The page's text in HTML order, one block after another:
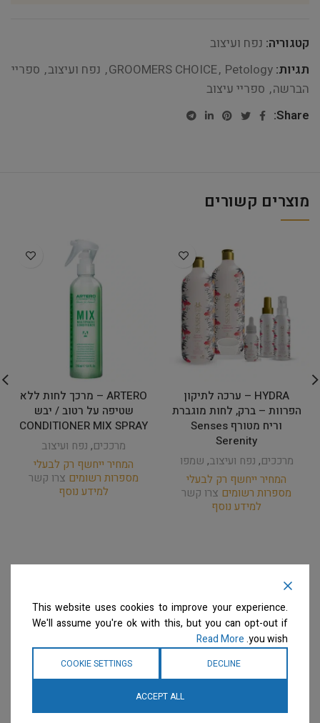
קטגוריה: נפח ועיצוב
תגיות:
GROOMERS CHOICE, Petology
, נפח ועיצוב, ספריי
הברשה, ספריי עיצוב
Share:
מוצרים קשורים
HYDRA – ערכה לתיקון
הפרוות – ברק, לחות מוגברת
וריח מטורף Senses
Serenity
מרככים, נפח ועיצוב, שמפו
המחיר ייחשף רק לבעלי
מספרות רשומים צרו קשר
למידע נוסף
ARTERO – מרכך לחות ללא
שטיפה על רטוב / יבש
CONDITIONER MIX SPRAY
מרככים, נפח ועיצוב
המחיר ייחשף רק לבעלי
מספרות רשומים צרו קשר
למידע נוסף
This website uses cookies to improve your experience.
We'll assume you're ok with this, but you can opt-out if
you wish.
Read More
DECLINE
COOKIE SETTINGS
ACCEPT ALL